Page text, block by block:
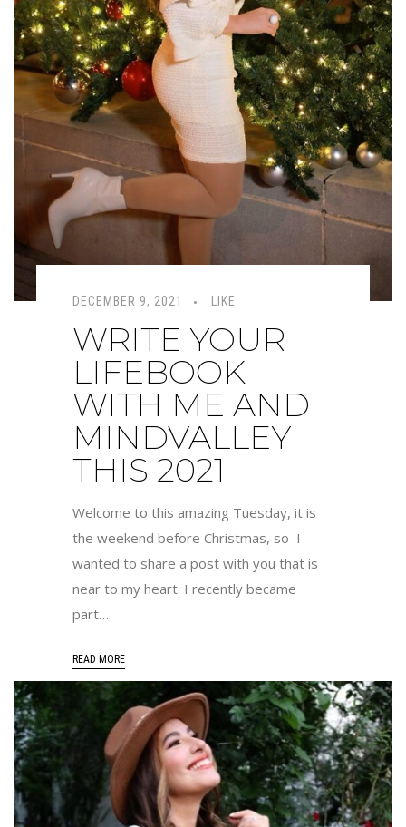
DECEMBER 9, 2021 LIKE
WRITE YOUR
LIFEBOOK
WITH ME AND
MINDVALLEY
THIS 2021
Welcome to this amazing Tuesday, it is
the weekend before Christmas, so I
wanted to share a post with you that is
near to my heart. I recently became
part…
READ MORE